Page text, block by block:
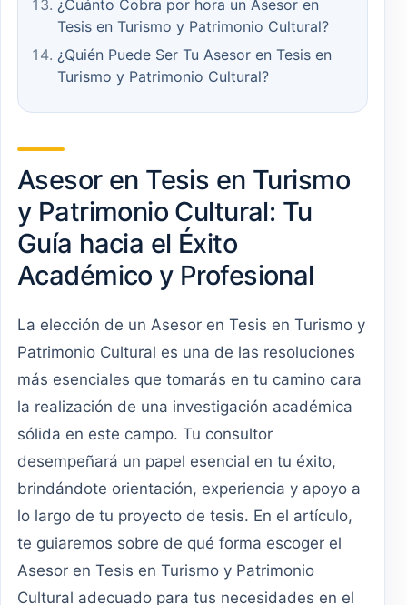
¿Cuánto Cobra por hora un Asesor en
Tesis en Turismo y Patrimonio Cultural?
¿Quién Puede Ser Tu Asesor en Tesis en
Turismo y Patrimonio Cultural?
Asesor en Tesis en Turismo
y Patrimonio Cultural: Tu
Guía hacia el Éxito
Académico y Profesional
La elección de un Asesor en Tesis en Turismo y
Patrimonio Cultural es una de las resoluciones
más esenciales que tomarás en tu camino cara
la realización de una investigación académica
sólida en este campo. Tu consultor
desempeñará un papel esencial en tu éxito,
brindándote orientación, experiencia y apoyo a
lo largo de tu proyecto de tesis. En el artículo,
te guiaremos sobre de qué forma escoger el
Asesor en Tesis en Turismo y Patrimonio
Cultural adecuado para tus necesidades en el